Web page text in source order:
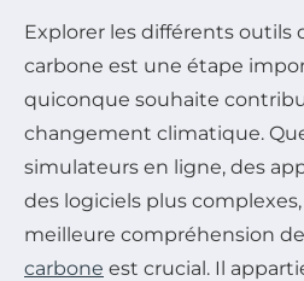
Explorer les différents outils
carbone est une étape
quiconque souhaite
changement climatique.
simulateurs en ligne, des
des logiciels plus
meilleure compréhension
carbone est crucial. Il